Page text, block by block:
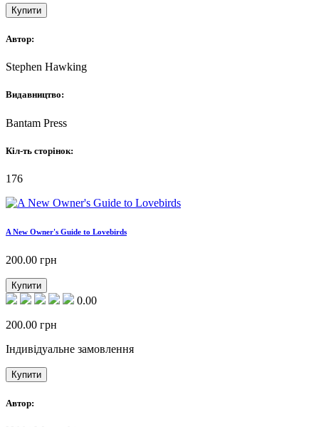
Купити
Автор:
Stephen Hawking
Видавництво:
Bantam Press
Кіл-ть сторінок:
176
A New Owner's Guide to Lovebirds
200.00 грн
Купити
0.00
200.00 грн
Індивідуальне замовлення
Купити
Автор: